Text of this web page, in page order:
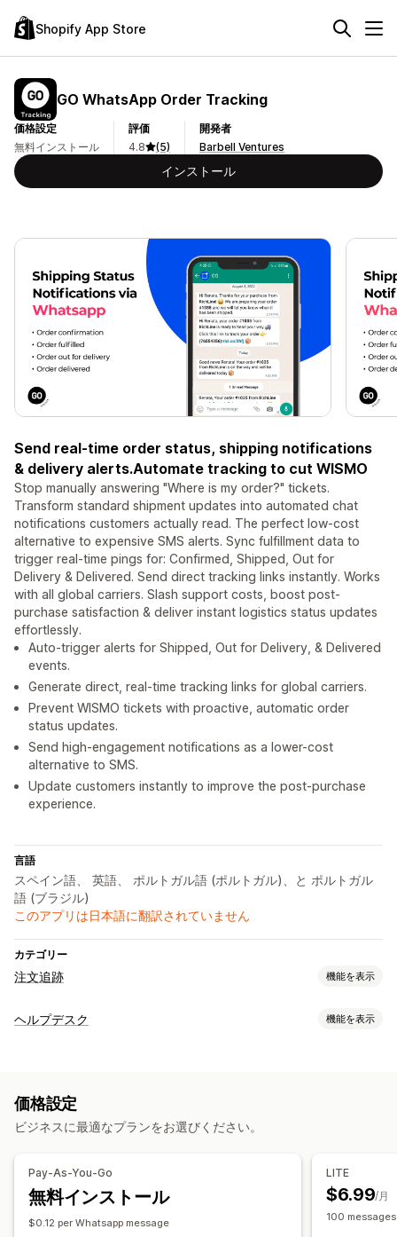
Shopify App Store
GO WhatsApp Order Tracking
価格設定
無料インストール
評価
4.8
(5)
開発者
Barbell Ventures
インストール
Send real-time order status, shipping notifications
& delivery alerts.Automate tracking to cut WISMO
Stop manually answering "Where is my order?" tickets.
Transform standard shipment updates into automated chat
notifications customers actually read. The perfect low-cost
alternative to expensive SMS alerts. Sync fulfillment data to
trigger real-time pings for: Confirmed, Shipped, Out for
Delivery & Delivered. Send direct tracking links instantly. Works
with all global carriers. Slash support costs, boost post-
purchase satisfaction & deliver instant logistics status updates
effortlessly.
Auto-trigger alerts for Shipped, Out for Delivery, & Delivered
events.
Generate direct, real-time tracking links for global carriers.
Prevent WISMO tickets with proactive, automatic order
status updates.
Send high-engagement notifications as a lower-cost
alternative to SMS.
Update customers instantly to improve the post-purchase
experience.
言語
スペイン語、 英語、 ポルトガル語 (ポルトガル)、と ポルトガル
語 (ブラジル)
このアプリは日本語に翻訳されていません
カテゴリー
注文追跡 機能を表示
追跡
通知
リアルタイム通知
SMS カスタム通知 オートメーション
ヘルプデスク 機能を表示
ワークフローのオートメーション
価格設定
ビジネスに最適なプランをお選びください。
Pay-As-You-Go
無料インストール
$0.12 per Whatsapp message
LITE
$6.99/月
100